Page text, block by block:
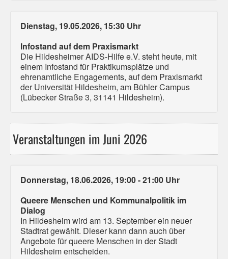
Dienstag, 19.05.2026, 15:30 Uhr
Infostand auf dem Praxismarkt
Die Hildesheimer AIDS-Hilfe e.V. steht heute, mit
einem Infostand für Praktikumsplätze und
ehrenamtliche Engagements, auf dem Praxismarkt
der Universität Hildesheim, am Bühler Campus
(Lübecker Straße 3, 31141 Hildesheim).
Veranstaltungen im Juni 2026
Donnerstag, 18.06.2026, 19:00 - 21:00 Uhr
Queere Menschen und Kommunalpolitik im
Dialog
In Hildesheim wird am 13. September ein neuer
Stadtrat gewählt. Dieser kann dann auch über
Angebote für queere Menschen in der Stadt
Hildesheim entscheiden.